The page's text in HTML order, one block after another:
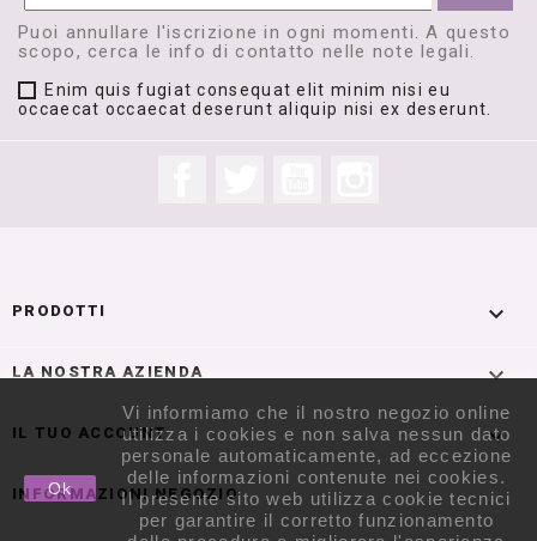
Puoi annullare l'iscrizione in ogni momenti. A questo
scopo, cerca le info di contatto nelle note legali.
Enim quis fugiat consequat elit minim nisi eu
occaecat occaecat deserunt aliquip nisi ex deserunt.
FacebookTwitter
PRODOTTI 
LA NOSTRA AZIENDA 
IL TUO ACCOUNT 
INFORMAZIONI NEGOZIO
Ok
Vi informiamo che il nostro negozio online
utilizza i cookies e non salva nessun dato
personale automaticamente, ad eccezione
delle informazioni contenute nei cookies.
Il presente sito web utilizza cookie tecnici
per garantire il corretto funzionamento